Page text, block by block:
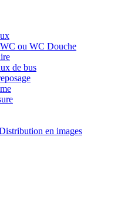
ou WC Douche
de bus
en images